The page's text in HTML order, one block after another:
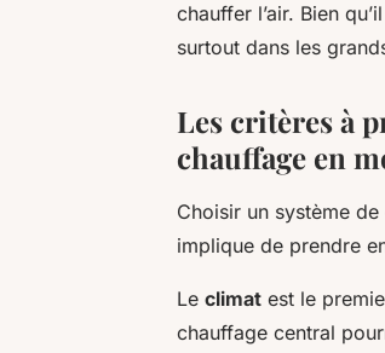
chauffer l’air. Bien
surtout dans les
Les critères à
chauffage en
Choisir un système
implique de prendre
Le climat est le
chauffage central